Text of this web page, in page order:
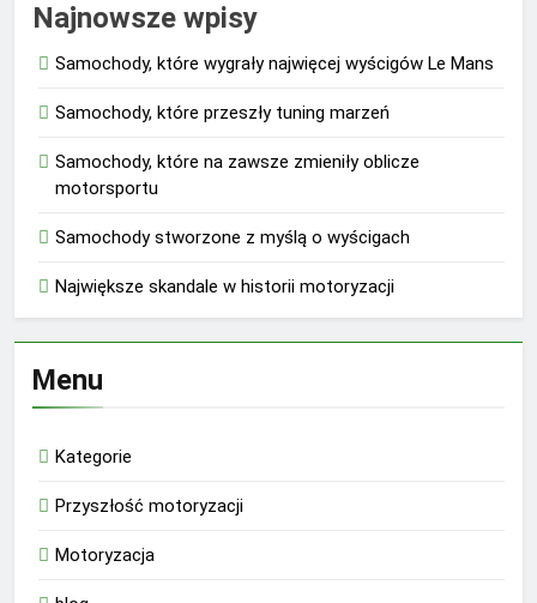
Najnowsze wpisy
Samochody, które wygrały najwięcej wyścigów Le Mans
Samochody, które przeszły tuning marzeń
Samochody, które na zawsze zmieniły oblicze
motorsportu
Samochody stworzone z myślą o wyścigach
Największe skandale w historii motoryzacji
Menu
Kategorie
Przyszłość motoryzacji
Motoryzacja